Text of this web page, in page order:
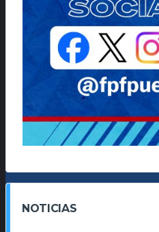
NOTICIAS